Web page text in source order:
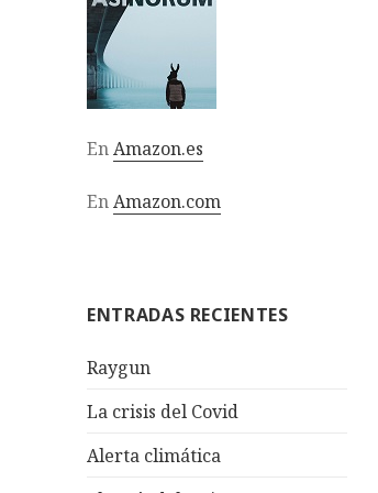
EnAmazon.es
EnAmazon.com
ENTRADAS RECIENTES
Raygun
La crisis del Covid
Alerta climática